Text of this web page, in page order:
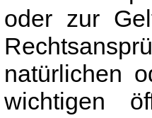
oder zur
natürlichen
wichtigen